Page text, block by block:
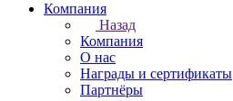
Компания
Назад
Компания
О нас
Награды и сертификаты
Партнёры